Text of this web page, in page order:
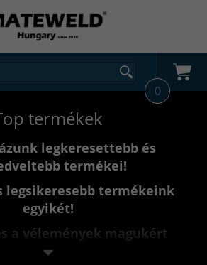
0
termékek
legkeresettebb és
termékei!
legsikeresebb termékeink
egyikét!
a vélemények magukért
beszélnek!